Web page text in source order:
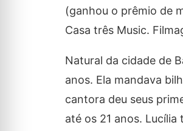
(ganhou o prêmio de
Casa três Music.
Natural da cidade de
anos. Ela mandava
cantora deu seus
até os 21 anos.